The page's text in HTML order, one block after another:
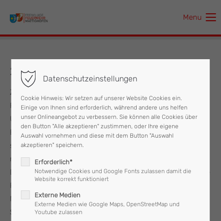
Der Eintrag "offcanvas-col1" existiert leider nicht.
Der Eintrag "offcanvas-col3" existiert leider nicht.
Der Eintrag "offcanvas-col4" existiert leider nicht.
Menu
25.06.2021 Personenrettung
Zur Unterstützung bei einer Personenrettung wurde die
Feuerwehr Mattighofen am Freitag, dem 25.06. um 13:42
Uhr alarmiert.
Eine Person mit gesundheitlichen Problemen musste
schonend vom ersten Obergeschoss eines Wohnhauses
nach unten transportiert werden.
Das Hubrettungsgerät wurde rasch in Stellung gebracht, die
Person vom Balkon nach unten gehoben und wieder dem
Notarztteam übergeben.
Somit war der Einsatz für die Feuerwehr Mattighofen,
Datenschutzeinstellungen
Cookie Hinweis: Wir setzen auf unserer Website Cookies ein.
Einige von Ihnen sind erforderlich, während andere uns helfen
unser Onlineangebot zu verbessern. Sie können alle Cookies über
den Button "Alle akzeptieren" zustimmen, oder Ihre eigene
Auswahl vornehmen und diese mit dem Button "Auswahl
akzeptieren" speichern.
Erforderlich*
Notwendige Cookies und Google Fonts zulassen damit die
Website korrekt funktioniert
Externe Medien
Externe Medien wie Google Maps, OpenStreetMap und
Youtube zulassen